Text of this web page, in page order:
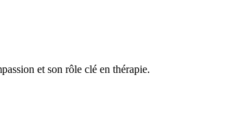
et son rôle clé en thérapie.